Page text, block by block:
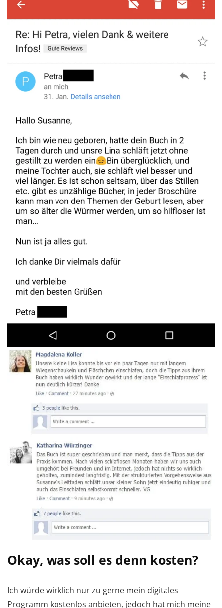
Okay, was soll es denn kosten?
Ich würde wirklich nur zu gerne mein digitales
Programm kostenlos anbieten, jedoch hat mich meine